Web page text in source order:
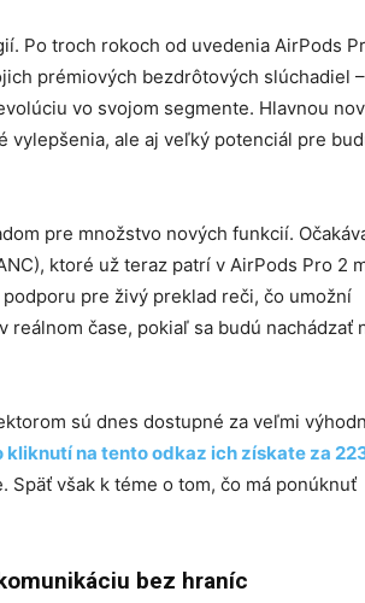
Po troch rokoch od uvedenia AirPods
prémiových bezdrôtových slúchadiel –
vo svojom segmente. Hlavnou
ale aj veľký potenciál pre
pre množstvo nových funkcií.
ktoré už teraz patrí v AirPods Pro 2
pre živý preklad reči, čo umožní
čase, pokiaľ sa budú nachádzať
sú dnes dostupné za veľmi
kliknutí na tento odkaz ich získate za
Späť však k téme o tom, čo má ponúknuť
bez hraníc